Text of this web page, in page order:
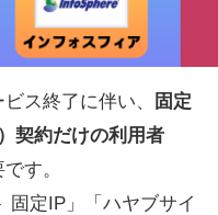
ス終了に伴い、
固定
契約だけの利用者
す。
固定IP」「ハヤブサイ